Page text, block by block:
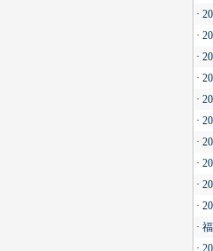
·
·
·
·
·
·
·
·
·
·
·
·